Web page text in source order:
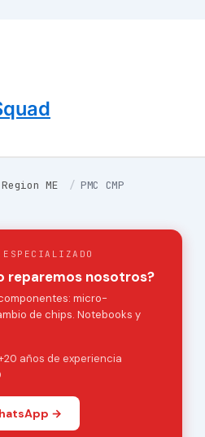
Region ME / PMC CMP
reparemos nosotros?
micro-
de chips. Notebooks y
años de experiencia
→